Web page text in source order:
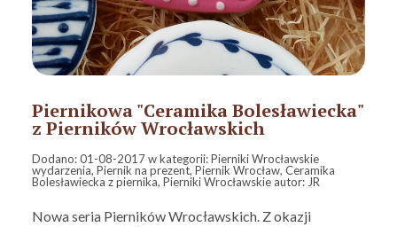
Piernikowa "Ceramika Bolesławiecka"
z Pierników Wrocławskich
Dodano:01-08-2017w kategorii:Pierniki Wrocławskie
wydarzenia, Piernik na prezent, Piernik Wrocław, Ceramika
Bolesławiecka z piernika, Pierniki Wrocławskie autor: JR
Nowa seria Pierników Wrocławskich. Z okazji